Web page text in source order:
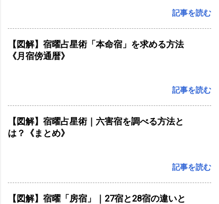
記事を読む
【図解】宿曜占星術「本命宿」を求める方法
《月宿傍通暦》
記事を読む
【図解】宿曜占星術｜六害宿を調べる方法と
は？《まとめ》
記事を読む
【図解】宿曜「房宿」｜27宿と28宿の違いと